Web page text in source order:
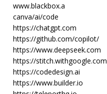
www.blackbox.a
canva/ai/code
https://chatgpt.com
https://github.com/copilot/
https://www.deepseek.com
https://stitch.withgoogle.com
https://codedesign.ai
https://www.builder.io